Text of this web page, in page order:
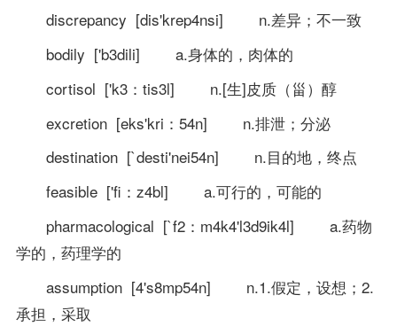
discrepancy [dis'krep4nsi] n.差异；不一致
bodily ['b3dili] a.身体的，肉体的
cortisol ['k3：tis3l] n.[生]皮质（甾）醇
excretion [eks'kri：54n] n.排泄；分泌
destination [`desti'nei54n] n.目的地，终点
feasible ['fi：z4bl] a.可行的，可能的
pharmacological [`f2：m4k4'l3d9ik4l] a.药物
学的，药理学的
assumption [4's8mp54n] n.1.假定，设想；2.
承担，采取